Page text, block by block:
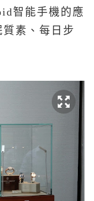
智能手機的應
素、每日步